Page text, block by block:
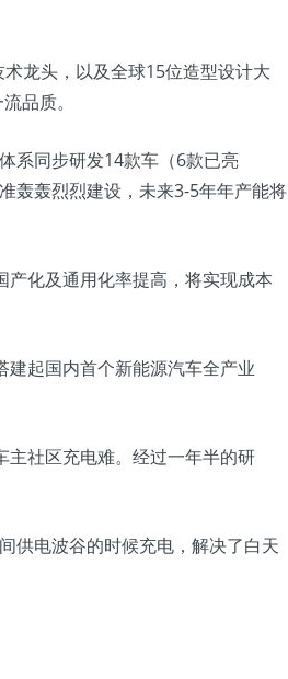
龙头，以及全球15位造型设计大
品质。
系同步研发14款车（6款已亮
轰轰烈烈建设，未来3-5年年产能将
化及通用化率提高，将实现成本
建起国内首个新能源汽车全产业
主社区充电难。经过一年半的研
供电波谷的时候充电，解决了白天